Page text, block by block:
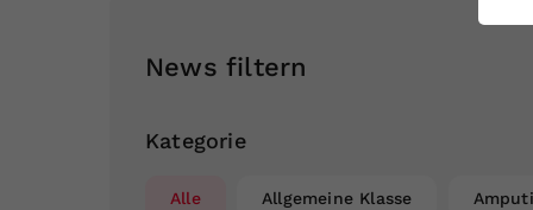
News filtern
Kategorie
Alle Allgemeine Klasse